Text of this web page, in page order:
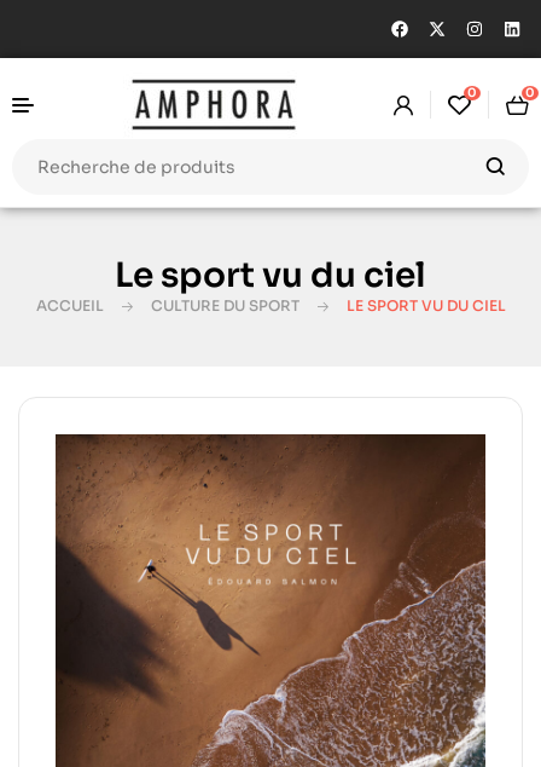
0 0
Le sport vu du ciel
ACCUEIL CULTURE DU SPORT LE SPORT VU DU CIEL